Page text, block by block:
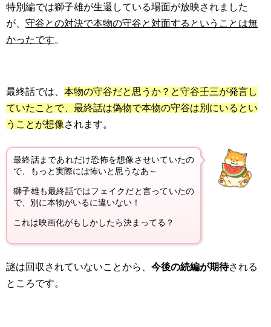
特別編では獅子雄が生還している場面が放映されました
が、 守谷との対決で本物の守谷と対面するということは無
かったです。
最終話では、 本物の守谷だと思うか？と守谷壬三が発言し
ていたことで、最終話は偽物で本物の守谷は別にいるとい
うことが想像されます。
最終話まであれだけ恐怖を想像させいていたの
で、もっと実際には怖いと思うなあ～
獅子雄も最終話ではフェイクだと言っていたの
で、別に本物がいるに違いない！
これは映画化がもしかしたら決まってる？
謎は回収されていないことから、 今後の続編が期待される
ところです。